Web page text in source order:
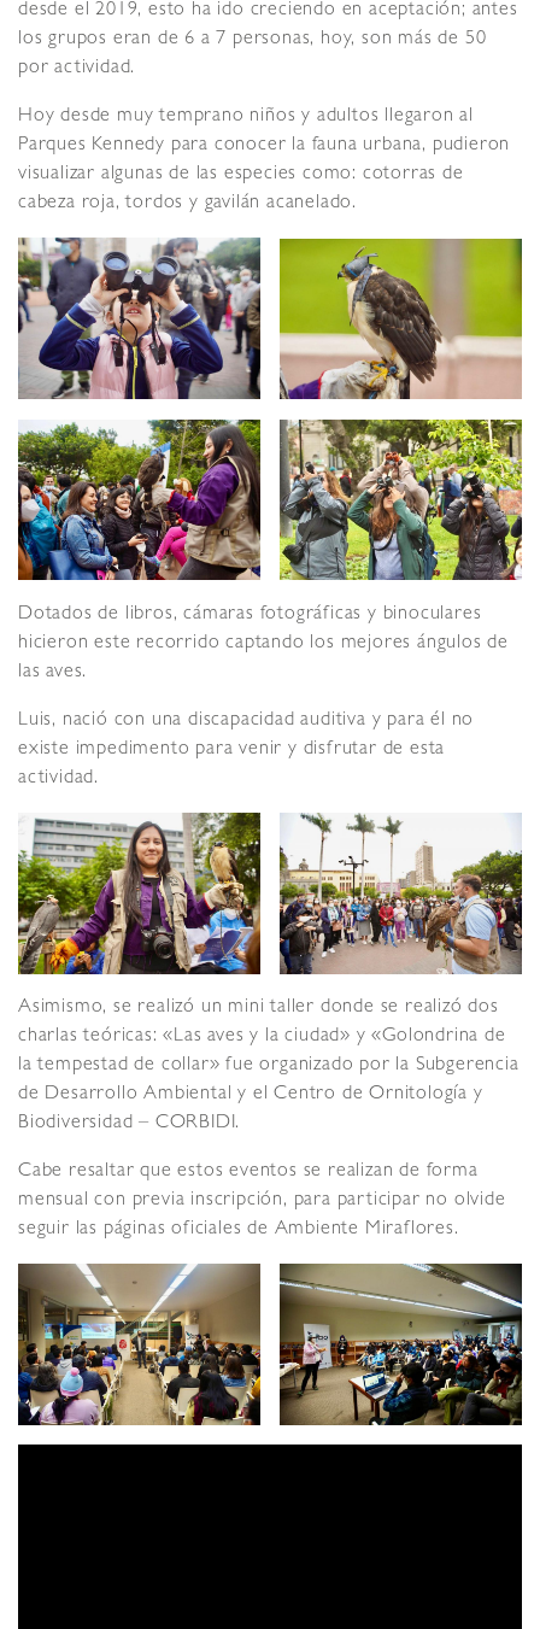
desde el 2019, esto ha ido creciendo en aceptación; antes
los grupos eran de 6 a 7 personas, hoy, son más de 50
por actividad.
Hoy desde muy temprano niños y adultos llegaron al
Parques Kennedy para conocer la fauna urbana, pudieron
visualizar algunas de las especies como: cotorras de
cabeza roja, tordos y gavilán acanelado.
Dotados de libros, cámaras fotográficas y binoculares
hicieron este recorrido captando los mejores ángulos de
las aves.
Luis, nació con una discapacidad auditiva y para él no
existe impedimento para venir y disfrutar de esta
actividad.
Asimismo, se realizó un mini taller donde se realizó dos
charlas teóricas: «Las aves y la ciudad» y «Golondrina de
la tempestad de collar» fue organizado por la Subgerencia
de Desarrollo Ambiental y el Centro de Ornitología y
Biodiversidad – CORBIDI.
Cabe resaltar que estos eventos se realizan de forma
mensual con previa inscripción, para participar no olvide
seguir las páginas oficiales de Ambiente Miraflores.